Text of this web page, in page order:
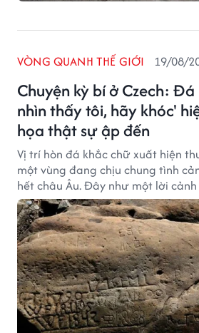
Chuyện kỳ bí ở Czech:
nhìn thấy tôi, hãy khóc'
họa thật sự ập đến
VÒNG QUANH THẾ GIỚI 19/08/
Vị trí hòn đá khắc chữ xuất hiện
một vùng đang chịu chung tình
hết châu Âu. Đây như một lời
hạn hán sắp xảy đến ở đất nước